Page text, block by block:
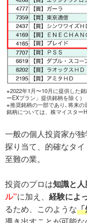
※2022年1月〜10月に提供した
ーEXプラン」提供銘柄を除く）
※推奨銘柄の一部であり､将来
銘柄については、株マイスター
一般の個人投資家が
探り当て、的確なタ
至難の業。
投資のプロは知識と
ル”に加え、 経験によ
るため、このような「